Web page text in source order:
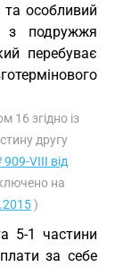
та особливий
з подружжя
перебуває
16 згідно із
другу
VIII від
на
)
5-1 частини
за себе